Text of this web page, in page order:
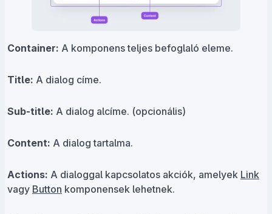
Container: A komponens teljes befoglaló eleme.
Title: A dialog címe.
Sub-title: A dialog alcíme. (opcionális)
Content: A dialog tartalma.
Actions: A dialoggal kapcsolatos akciók, amelyek Link
vagy Button komponensek lehetnek.